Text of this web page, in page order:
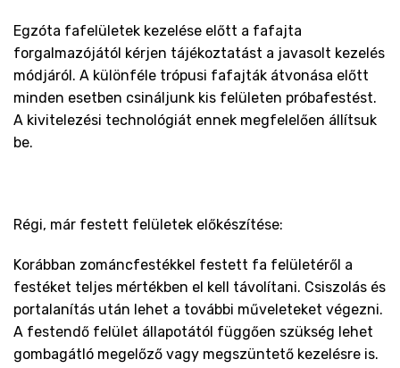
Egzóta fafelületek kezelése előtt a fafajta
forgalmazójától kérjen tájékoztatást a javasolt kezelés
módjáról. A különféle trópusi fafajták átvonása előtt
minden esetben csináljunk kis felületen próbafestést.
A kivitelezési technológiát ennek megfelelően állítsuk
be.
Régi, már festett felületek előkészítése:
Korábban zománcfestékkel festett fa felületéről a
festéket teljes mértékben el kell távolítani. Csiszolás és
portalanítás után lehet a további műveleteket végezni.
A festendő felület állapotától függően szükség lehet
gombagátló megelőző vagy megszüntető kezelésre is.